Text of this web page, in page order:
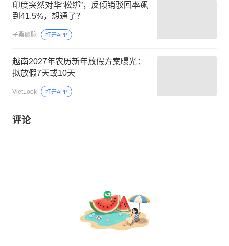
印度突然对华“松绑”，反倾销驳回率飙
到41.5%，想通了？
子桑鹰脉 打开APP
越南2027年农历新年放假方案曝光：
拟放假7天或10天
VietLook 打开APP
评论